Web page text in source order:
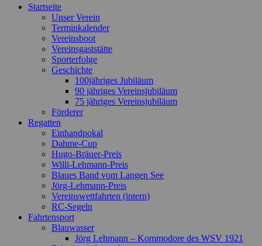
Startseite
Unser Verein
Terminkalender
Vereinsboot
Vereinsgaststätte
Sporterfolge
Geschichte
100jähriges Jubiläum
90 jähriges Vereinsjubiläum
75 jähriges Vereinsjubiläum
Förderer
Regatten
Einhandpokal
Dahme-Cup
Hugo-Bräuer-Preis
Willi-Lehmann-Preis
Blaues Band vom Langen See
Jörg-Lehmann-Preis
Vereinswettfahrten (intern)
RC-Segeln
Fahrtensport
Blauwasser
Jörg Lehmann – Kommodore des WSV 1921